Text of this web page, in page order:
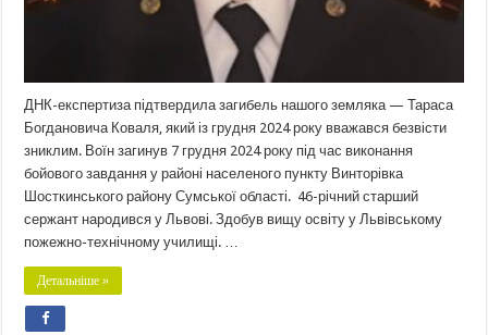
ДНК-експертиза підтвердила загибель нашого земляка — Тараса
Богдановича Коваля, який із грудня 2024 року вважався безвісти
зниклим. Воїн загинув 7 грудня 2024 року під час виконання
бойового завдання у районі населеного пункту Винторівка
Шосткинського району Сумської області. 46-річний старший
сержант народився у Львові. Здобув вищу освіту у Львівському
пожежно-технічному училищі. …
Детальніше »